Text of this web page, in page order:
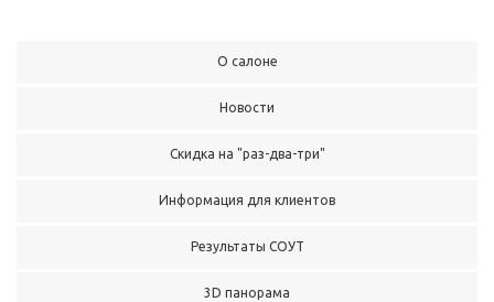
О салоне
Новости
Скидка на "раз-два-три"
Информация для клиентов
Результаты СОУТ
3D панорама